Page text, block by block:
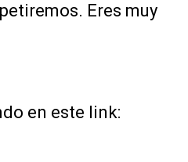
Eres muy
en este link: